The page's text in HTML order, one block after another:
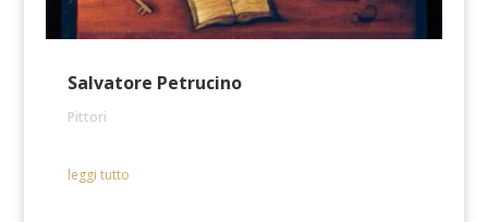
Salvatore Petrucino
Pittori
leggi tutto